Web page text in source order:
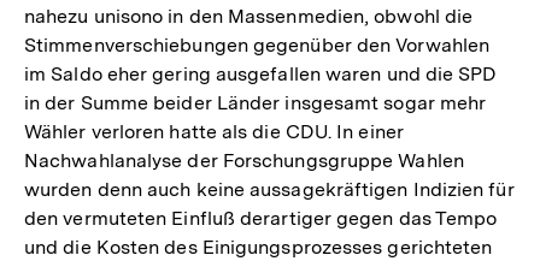
nahezu unisono in den Massenmedien, obwohl die
Stimmenverschiebungen gegenüber den Vorwahlen
im Saldo eher gering ausgefallen waren und die SPD
in der Summe beider Länder insgesamt sogar mehr
Wähler verloren hatte als die CDU. In einer
Nachwahlanalyse der Forschungsgruppe Wahlen
wurden denn auch keine aussagekräftigen Indizien für
den vermuteten Einfluß derartiger gegen das Tempo
und die Kosten des Einigungsprozesses gerichteten